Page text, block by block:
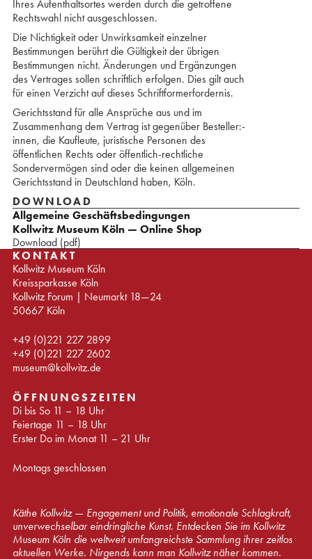
Ihres Aufenthaltsortes werden durch die getroffene
Rechtswahl nicht ausgeschlossen.
Die Nichtigkeit oder Unwirksamkeit einzelner
Bestimmungen berührt die Gültigkeit der übrigen
Bestimmungen nicht. Änderungen und Ergänzungen
des Vertrages sollen schriftlich erfolgen. Dies gilt auch
für einen Verzicht auf dieses Schriftformerfordernis.
Gerichtsstand für alle Ansprüche aus und im
Zusammen­­hang dem Vertrag ist gegenüber Besteller:­
innen, die Kaufleute, juristische Personen des
öffentlichen Rechts oder öffentlich-rechtliche
Sondervermögen sind oder die keinen allgemeinen
Gerichtsstand in Deutschland haben, Köln.
DOWNLOAD
Allgemeine Geschäftsbedingungen
Kollwitz Museum Köln — Online Shop
Download (pdf)
KONTAKT
Kollwitz Museum Köln
Kreissparkasse Köln
Kollwitz Forum | Neumarkt 18—24
50667 Köln
+49 (0)221 227 2899
+49 (0)221 227 2602
museum@kollwitz.de
ÖFFNUNGSZEITEN
Di bis So 11 – 18 Uhr
Feiertage 11 – 18 Uhr
Erster Do im Monat 11 – 21 Uhr
Montags geschlossen
Käthe Kollwitz — Engagement und Politik, emotionale Schlagkraft,
unverwechselbar eindringliche Kunst. Entdecken Sie im Kollwitz
Museum Köln die weltweit umfangreichste Sammlung ihrer zeitlos
aktuellen Werke. Nirgends kann man Kollwitz näher kommen.